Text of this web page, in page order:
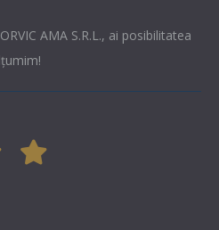
AMA S.R.L., ai posibilitatea